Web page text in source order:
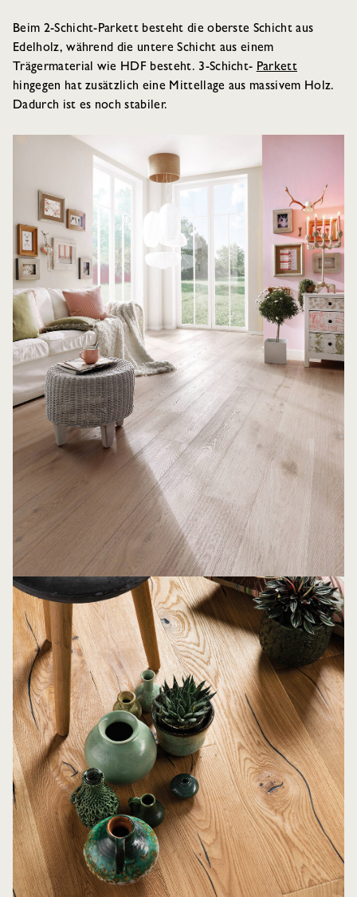
Beim 2-Schicht-Parkett besteht die oberste Schicht aus
Edelholz, während die untere Schicht aus einem
Trägermaterial wie HDF besteht. 3-Schicht- Parkett
hingegen hat zusätzlich eine Mittellage aus massivem Holz.
Dadurch ist es noch stabiler.